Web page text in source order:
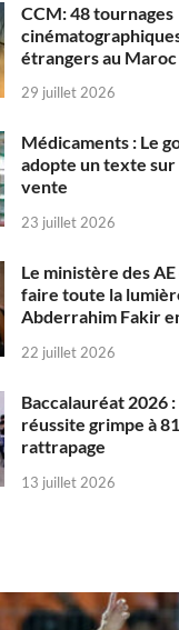
CCM: 48 tournages
étrangers au
29 juillet 2026
Médicaments : Le
adopte un texte
vente
23 juillet 2026
Le ministère des
faire toute la
Abderrahim Fakir
22 juillet 2026
Baccalauréat 2026
réussite grimpe à
rattrapage
13 juillet 2026